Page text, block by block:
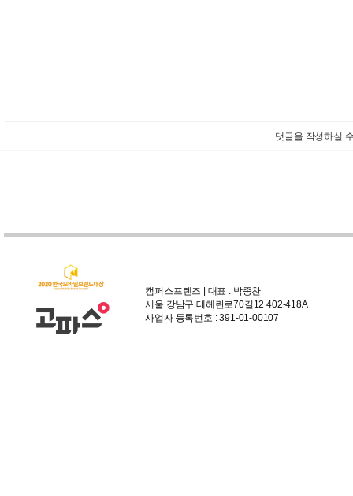
댓글을 작성하실
캠퍼스프렌즈 | 대표 : 박종찬
서울 강남구 테헤란로70길12 402-418A
사업자 등록번호 : 391-01-00107